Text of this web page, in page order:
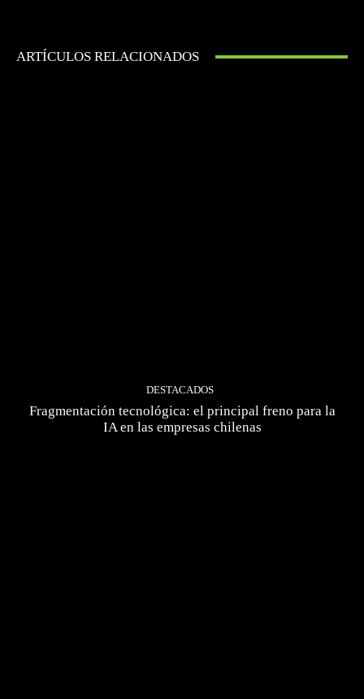
ARTÍCULOS RELACIONADOS
DESTACADOS
Fragmentación tecnológica: el principal freno para la
IA en las empresas chilenas